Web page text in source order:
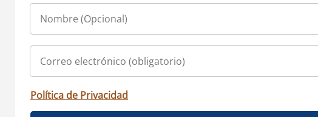
Política de Privacidad